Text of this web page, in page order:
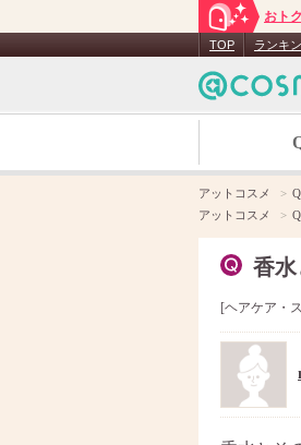
おト
TOP ランキ
アットコスメ
アットコスメ
香水
ヘアケア・